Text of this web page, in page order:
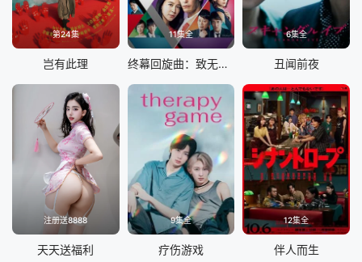
第24集
岂有此理
11集全
终幕回旋曲：致无法再见的你
6集全
丑闻前夜
注册送8888
天天送福利
9集全
疗伤游戏
12集全
伴人而生